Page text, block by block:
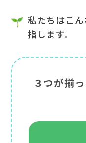
私たちはこ
指します。
３つが揃